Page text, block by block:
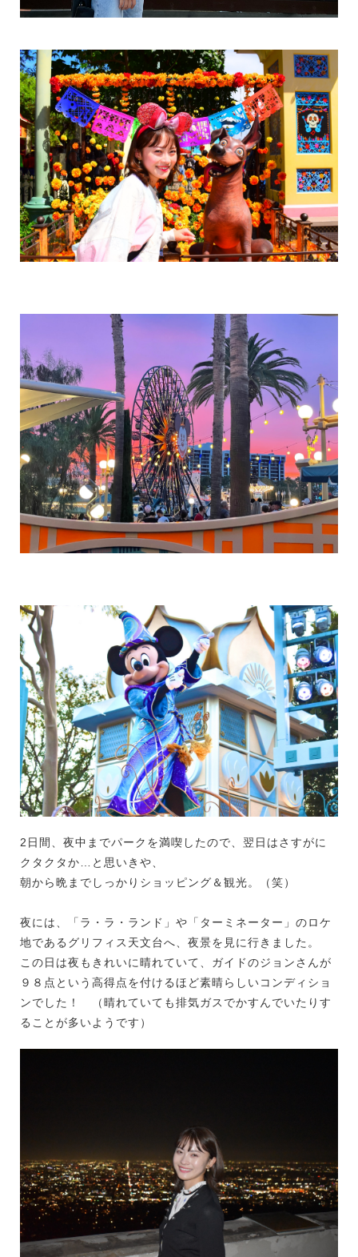
2日間、夜中までパークを満喫したので、翌日はさすがに
クタクタか…と思いきや、
朝から晩までしっかりショッピング＆観光。（笑）
夜には、「ラ・ラ・ランド」や「ターミネーター」のロケ
地であるグリフィス天文台へ、夜景を見に行きました。
この日は夜もきれいに晴れていて、ガイドのジョンさんが
９８点という高得点を付けるほど素晴らしいコンディショ
ンでした！ （晴れていても排気ガスでかすんでいたりす
ることが多いようです）